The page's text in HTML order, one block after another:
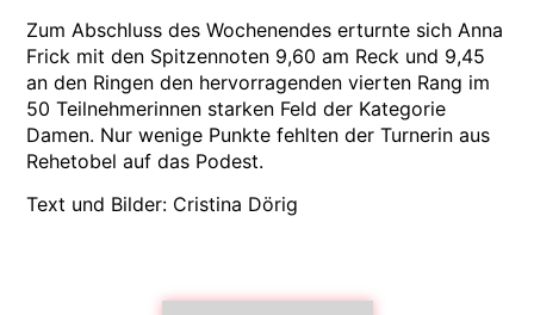
Zum Abschluss des Wochenendes erturnte sich Anna
Frick mit den Spitzennoten 9,60 am Reck und 9,45
an den Ringen den hervorragenden vierten Rang im
50 Teilnehmerinnen starken Feld der Kategorie
Damen. Nur wenige Punkte fehlten der Turnerin aus
Rehetobel auf das Podest.
Text und Bilder: Cristina Dörig